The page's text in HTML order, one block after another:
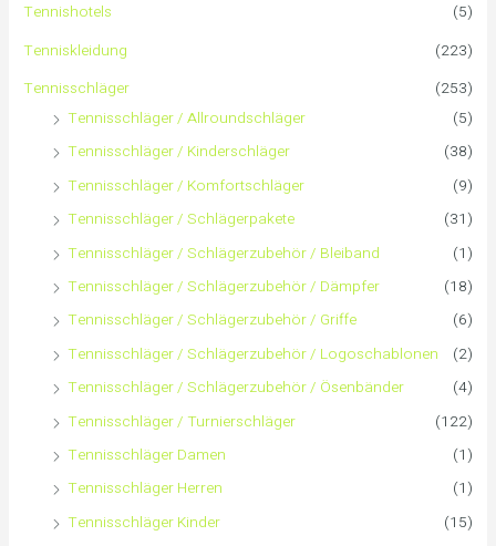
n
a
Tennishotels
(5)
Tenniskleidung
(223)
Tennisschläger
(253)
Tennisschläger / Allroundschläger
(5)
Tennisschläger / Kinderschläger
(38)
Tennisschläger / Komfortschläger
(9)
Tennisschläger / Schlägerpakete
(31)
Tennisschläger / Schlägerzubehör / Bleiband
(1)
Tennisschläger / Schlägerzubehör / Dämpfer
(18)
Tennisschläger / Schlägerzubehör / Griffe
(6)
Tennisschläger / Schlägerzubehör / Logoschablonen
(2)
Tennisschläger / Schlägerzubehör / Ösenbänder
(4)
Tennisschläger / Turnierschläger
(122)
Tennisschläger Damen
(1)
Tennisschläger Herren
(1)
Tennisschläger Kinder
(15)